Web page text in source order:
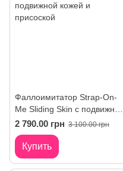
Фаллоимитатор Strap-On-
Me Sliding Skin с подвижной
кожей и присоской
2 790.00 грн 3 100.00 грн
Купить